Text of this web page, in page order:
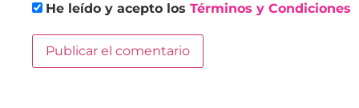
He leído y acepto los Términos y Condiciones